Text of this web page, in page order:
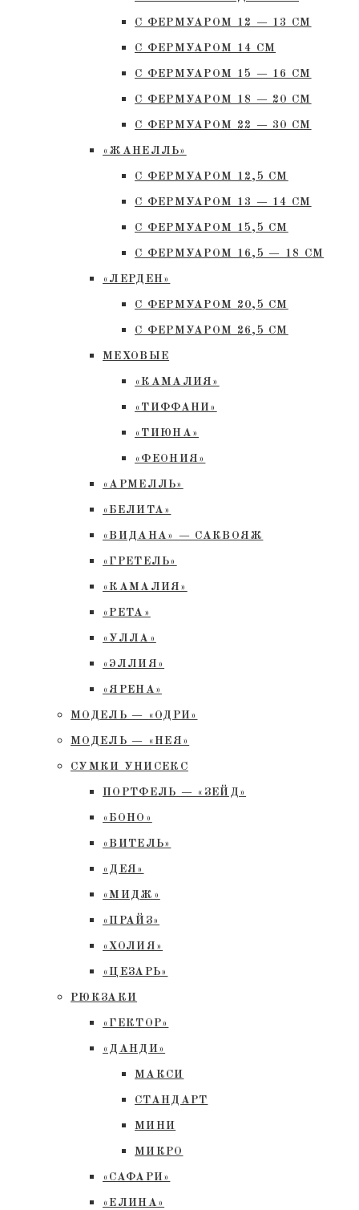
С ФЕРМУАРОМ 12 — 13 СМ
С ФЕРМУАРОМ 14 СМ
С ФЕРМУАРОМ 15 — 16 СМ
C ФЕРМУАРОМ 18 — 20 СМ
С ФЕРМУАРОМ 22 — 30 СМ
«ЖАНЕЛЛЬ»
С ФЕРМУАРОМ 12,5 СМ
С ФЕРМУАРОМ 13 — 14 СМ
С ФЕРМУАРОМ 15,5 СМ
С ФЕРМУАРОМ 16,5 — 18 СМ
«ЛЕРДЕН»
С ФЕРМУАРОМ 20,5 СМ
С ФЕРМУАРОМ 26,5 СМ
МЕХОВЫЕ
«КАМАЛИЯ»
«ТИФФАНИ»
«ТИЮНА»
«ФЕОНИЯ»
«АРМЕЛЛЬ»
«БЕЛИТА»
«ВИДАНА» — САКВОЯЖ
«ГРЕТЕЛЬ»
«КАМАЛИЯ»
«РЕТА»
«УЛЛА»
«ЭЛЛИЯ»
«ЯРЕНА»
МОДЕЛЬ — «ОДРИ»
МОДЕЛЬ — «НЕЯ»
СУМКИ УНИСЕКС
ПОРТФЕЛЬ — «ЗЕЙД»
«БОНО»
«ВИТЕЛЬ»
«ДЕЯ»
«МИДЖ»
«ПРАЙЗ»
«ХОЛИЯ»
«ЦЕЗАРЬ»
РЮКЗАКИ
«ГЕКТОР»
«ДАНДИ»
МАКСИ
СТАНДАРТ
МИНИ
МИКРО
«САФАРИ»
«ЕЛИНА»